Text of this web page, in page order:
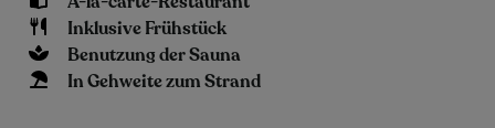
Inklusive Frühstück
Benutzung der Sauna
In Gehweite zum Strand